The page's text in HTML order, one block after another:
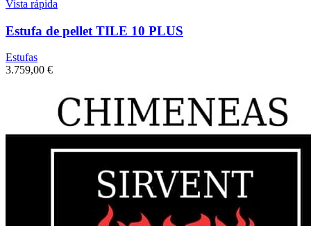
Vista rápida
Estufa de pellet TILE 10 PLUS
Estufas
3.759,00 €